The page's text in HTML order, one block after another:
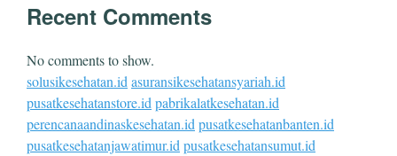
Recent Comments
No comments to show.
solusikesehatan.idasuransikesehatansyariah.id
pusatkesehatanstore.idpabrikalatkesehatan.id
perencanaandinaskesehatan.idpusatkesehatanbanten.id
pusatkesehatanjawatimur.idpusatkesehatansumut.id